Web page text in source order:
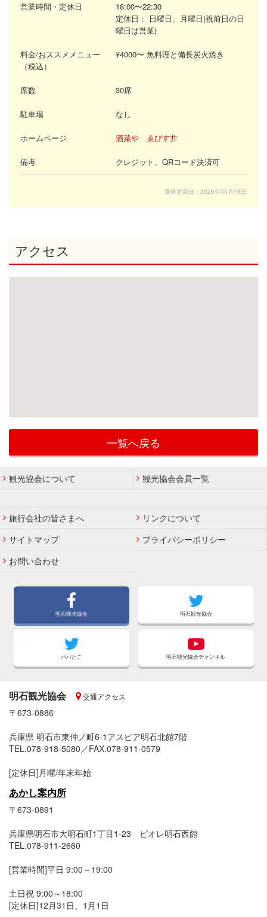
営業時間・定休日
18:00〜22:30
定休日： 日曜日、月曜日(祝前日の日
曜日は営業)
料金/おススメメニュー
（税込）
¥4000〜 魚料理と備長炭火焼き
席数 30席
駐車場 なし
ホームページ 酒菜や ゑびす井
備考 クレジット、QRコード決済可
最終更新日：2026年05月19日
アクセス
一覧へ戻る
観光協会について 観光協会会員一覧
旅行会社の皆さまへ
リンクについて
サイトマップ
プライバシーポリシー
お問い合わせ
明石観光協会 明石観光協会
パパたこ 明石観光協会チャンネル
明石観光協会 交通アクセス
〒673-0886
兵庫県 明石市東仲ノ町6-1アスピア明石北館7階
TEL.078-918-5080／FAX.078-911-0579
[定休日]月曜/年末年始
あかし案内所
〒673-0891
兵庫県明石市大明石町1丁目1-23 ピオレ明石西館
TEL.078-911-2660
[営業時間]平日 9:00～19:00
土日祝 9:00～18:00
[定休日]12月31日、1月1日